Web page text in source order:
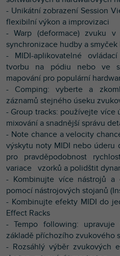
- Unikátní zobrazení Session
flexibilní výkon a improvizaci
- Warp (deformace) zvuku v
synchronizace hudby a
- MIDI-aplikovatelné
tvorbu na pódiu nebo ve
mapování pro populární
- Comping: vyberte a
záznamů stejného úseku
- Group tracks: používejte
mixování a snadnější správu
- Note chance a velocity
výskytu noty MIDI nebo úderu
pro pravděpodobnost
variace vzorků a polidštit
- Kombinujte více nástrojů
pomocí nástrojových stojanů
- Kombinujte efekty MIDI do
Effect Racks
- Tempo following:
základě příchozího zvukového
- Rozsáhlý výběr zvukových